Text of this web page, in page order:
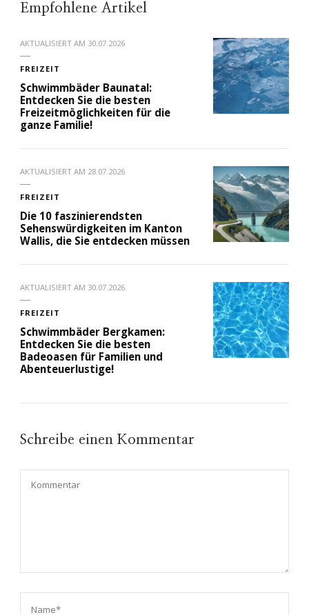
Empfohlene Artikel
AKTUALISIERT AM 30.07.2026
FREIZEIT
Schwimmbäder Baunatal:
Entdecken Sie die besten
Freizeitmöglichkeiten für die
ganze Familie!
AKTUALISIERT AM 28.07.2026
FREIZEIT
Die 10 faszinierendsten
Sehenswürdigkeiten im Kanton
Wallis, die Sie entdecken müssen
AKTUALISIERT AM 30.07.2026
FREIZEIT
Schwimmbäder Bergkamen:
Entdecken Sie die besten
Badeoasen für Familien und
Abenteuerlustige!
Schreibe einen Kommentar